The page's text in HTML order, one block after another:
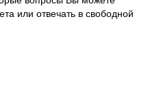
или отвечать в свободной